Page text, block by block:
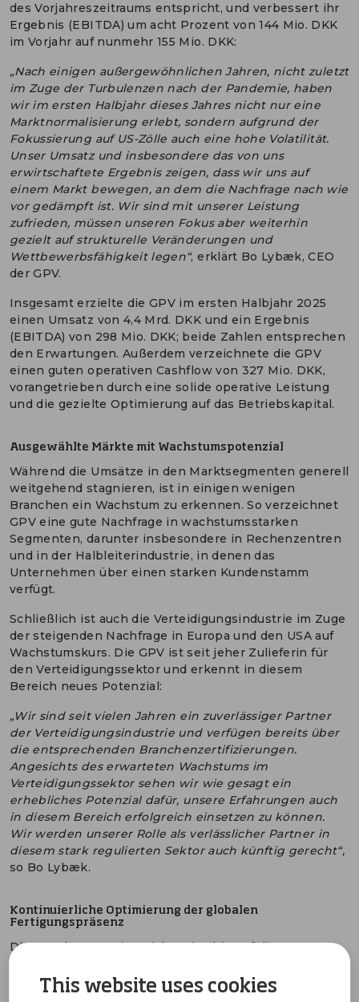
This website uses cookies
des Vorjahreszeitraums entspricht, und verbessert ihr
Ergebnis (EBITDA) um acht Prozent von 144 Mio. DKK
im Vorjahr auf nunmehr 155 Mio. DKK:
„Nach einigen außergewöhnlichen Jahren, nicht zuletzt
im Zuge der Turbulenzen nach der Pandemie, haben
wir im ersten Halbjahr dieses Jahres nicht nur eine
Marktnormalisierung erlebt, sondern aufgrund der
Fokussierung auf US-Zölle auch eine hohe Volatilität.
Unser Umsatz und insbesondere das von uns
erwirtschaftete Ergebnis zeigen, dass wir uns auf
einem Markt bewegen, an dem die Nachfrage nach wie
vor gedämpft ist. Wir sind mit unserer Leistung
zufrieden, müssen unseren Fokus aber weiterhin
gezielt auf strukturelle Veränderungen und
Wettbewerbsfähigkeit legen“, erklärt Bo Lybæk, CEO
der GPV.
Insgesamt erzielte die GPV im ersten Halbjahr 2025
einen Umsatz von 4,4 Mrd. DKK und ein Ergebnis
(EBITDA) von 298 Mio. DKK; beide Zahlen entsprechen
den Erwartungen. Außerdem verzeichnete die GPV
einen guten operativen Cashflow von 327 Mio. DKK,
vorangetrieben durch eine solide operative Leistung
und die gezielte Optimierung auf das Betriebskapital.
Ausgewählte Märkte mit Wachstumspotenzial
Während die Umsätze in den Marktsegmenten generell
weitgehend stagnieren, ist in einigen wenigen
Branchen ein Wachstum zu erkennen. So verzeichnet
GPV eine gute Nachfrage in wachstumsstarken
Segmenten, darunter insbesondere in Rechenzentren
und in der Halbleiterindustrie, in denen das
Unternehmen über einen starken Kundenstamm
verfügt.
Schließlich ist auch die Verteidigungsindustrie im Zuge
der steigenden Nachfrage in Europa und den USA auf
Wachstumskurs. Die GPV ist seit jeher Zulieferin für
den Verteidigungssektor und erkennt in diesem
Bereich neues Potenzial:
„Wir sind seit vielen Jahren ein zuverlässiger Partner
der Verteidigungsindustrie und verfügen bereits über
die entsprechenden Branchenzertifizierungen.
Angesichts des erwarteten Wachstums im
Verteidigungssektor sehen wir wie gesagt ein
erhebliches Potenzial dafür, unsere Erfahrungen auch
in diesem Bereich erfolgreich einsetzen zu können.
Wir werden unserer Rolle als verlässlicher Partner in
diesem stark regulierten Sektor auch künftig gerecht“,
so Bo Lybæk.
Kontinuierliche Optimierung der globalen
Fertigungspräsenz
Die GPV konzentriert sich weiterhin auf die
langfristige Aufgabe, die von drei Hauptfaktoren